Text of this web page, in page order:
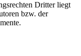
Dritter liegt
bzw. der